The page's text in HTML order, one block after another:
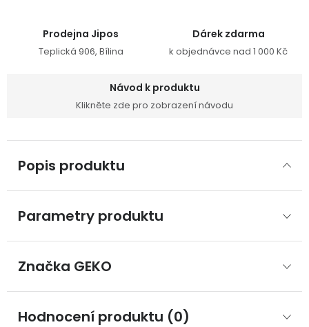
Prodejna Jipos
Teplická 906, Bílina
Dárek zdarma
k objednávce nad 1 000 Kč
Návod k produktu
Klikněte zde pro zobrazení návodu
Popis produktu
Parametry produktu
Značka GEKO
Hodnocení produktu (0)